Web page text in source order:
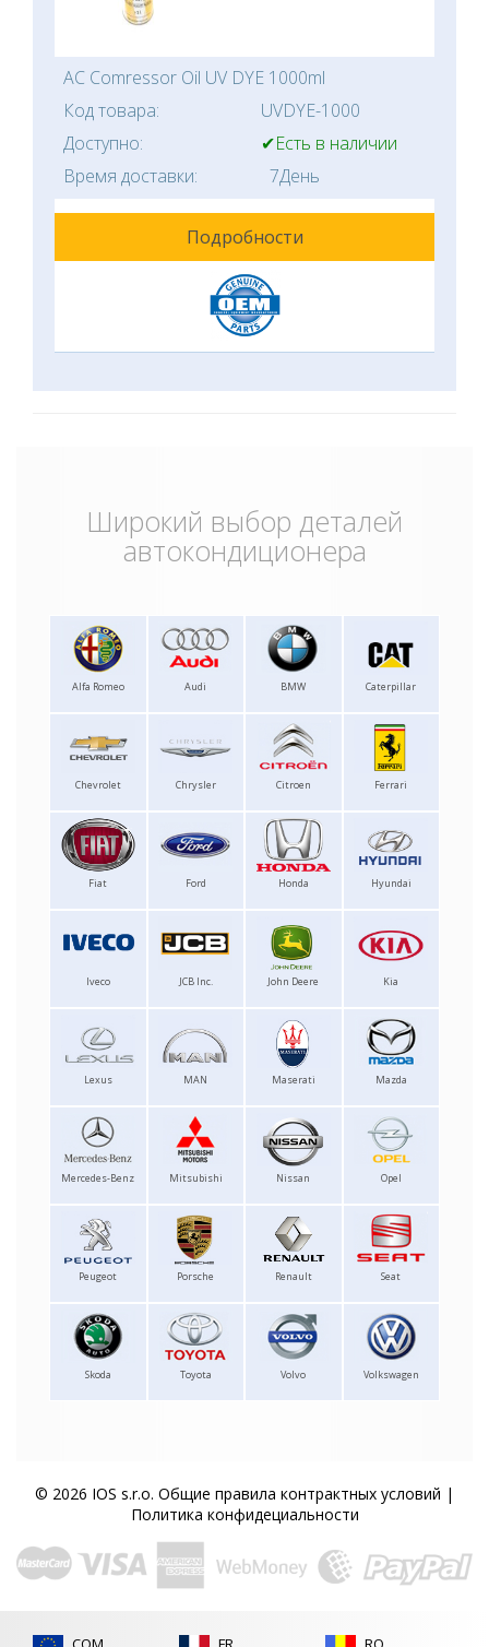
AC Comressor Oil UV DYE 1000ml
Код товара:
UVDYE-1000
Доступно:
✔Есть в наличии
Время доставки:
7День
Подробности
Широкий выбор деталей
автокондиционера
Alfa Romeo Audi BMW Caterpillar
Chevrolet Chrysler Citroen Ferrari
Fiat Ford Honda Hyundai
Iveco JCB Inc. John Deere Kia
Lexus MAN Maserati Mazda
Mercedes-Benz Mitsubishi Nissan Opel
Peugeot Porsche Renault Seat
Skoda Toyota Volvo Volkswagen
© 2026 IOS s.r.o. Общие правила контрактных условий |
Политика конфидециальности